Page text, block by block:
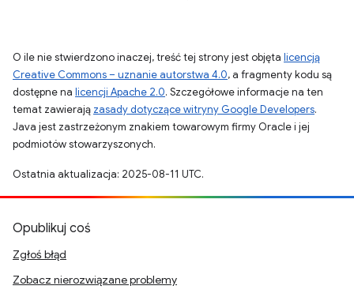
O ile nie stwierdzono inaczej, treść tej strony jest objęta licencją
Creative Commons – uznanie autorstwa 4.0, a fragmenty kodu są
dostępne na licencji Apache 2.0. Szczegółowe informacje na ten
temat zawierają zasady dotyczące witryny Google Developers.
Java jest zastrzeżonym znakiem towarowym firmy Oracle i jej
podmiotów stowarzyszonych.
Ostatnia aktualizacja: 2025-08-11 UTC.
Opublikuj coś
Zgłoś błąd
Zobacz nierozwiązane problemy